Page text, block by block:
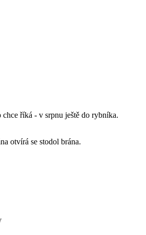
říká - v srpnu ještě do rybníka.
otvírá se stodol brána.